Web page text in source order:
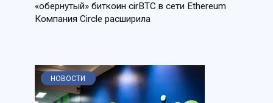
«обернутый» биткоин cirBTC в сети Ethereum
Компания Circle расширила
НОВОСТИ